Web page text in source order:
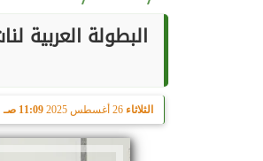
البطولة العربية
الثلاثاء 26 أغسطس 2025 11:09 صـ